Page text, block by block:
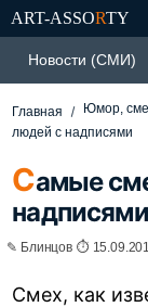
ART-ASSORTY
Новости (СМИ)
Главная Юмор,
людей с надписями
Самые
надписями
✎ Блинцов ⏱
Смех, как